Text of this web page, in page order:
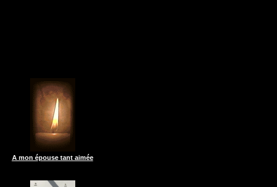
A mon épouse tant aimée